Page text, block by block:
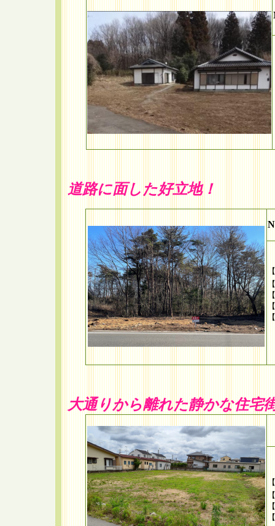
道路に面した好立地！
大通りから離れた静かな住宅